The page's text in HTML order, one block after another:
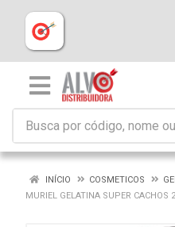
INÍCIO COSMETICOS
MURIEL GELATINA SUPER CACHOS